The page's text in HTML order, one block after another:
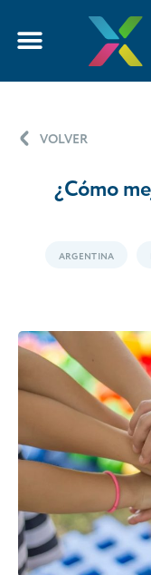
VOLVER
¿Cómo
ARGENTINA